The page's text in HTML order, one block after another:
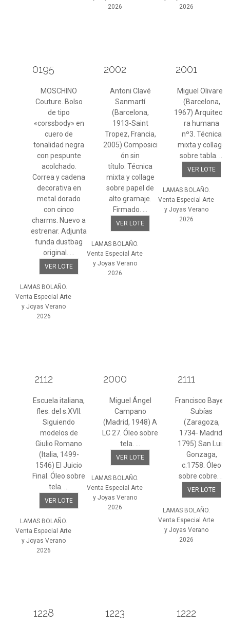
2026
2026
0195
MOSCHINO
Couture. Bolso
de tipo
«corssbody» en
cuero de
tonalidad negra
con pespunte
acolchado.
Correa y cadena
decorativa en
metal dorado
con cinco
charms. Nuevo a
estrenar. Adjunta
funda dustbag
original. ...
VER LOTE
LAMAS BOLAÑO.
Venta Especial Arte
y Joyas Verano
2026
2002
Antoni Clavé
Sanmartí
(Barcelona,
1913-Saint
Tropez, Francia,
2005) Composici
ón sin
título. Técnica
mixta y collage
sobre papel de
alto gramaje.
Firmado. ...
VER LOTE
LAMAS BOLAÑO.
Venta Especial Arte
y Joyas Verano
2026
2001
Miguel Olivares
(Barcelona,
1967) Arquitectu
ra humana
nº3. Técnica
mixta y collage
sobre tabla. ...
VER LOTE
LAMAS BOLAÑO.
Venta Especial Arte
y Joyas Verano
2026
2112
Escuela italiana,
fles. del s.XVII.
Siguiendo
modelos de
Giulio Romano
(Italia, 1499-
1546) El Juicio
Final. Óleo sobre
tela. ...
VER LOTE
LAMAS BOLAÑO.
Venta Especial Arte
y Joyas Verano
2026
2000
Miguel Ángel
Campano
(Madrid, 1948) A
LC 27. Óleo sobre
tela. ...
VER LOTE
LAMAS BOLAÑO.
Venta Especial Arte
y Joyas Verano
2026
2111
Francisco Bayeu
Subías
(Zaragoza,
1734- Madrid,
1795) San Luis
Gonzaga,
c.1758. Óleo
sobre cobre. ...
VER LOTE
LAMAS BOLAÑO.
Venta Especial Arte
y Joyas Verano
2026
1228 1223 1222